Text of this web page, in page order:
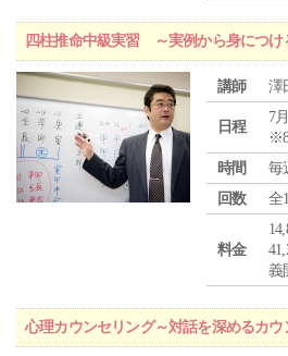
四柱推命中級実習 ～実例から身につけ
講師 澤
日程
7
時間
毎
回数
全
料金
義
心理カウンセリング～対話を深めるカ